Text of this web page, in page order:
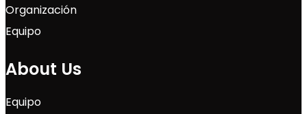
Organización
Equipo
About Us
Equipo